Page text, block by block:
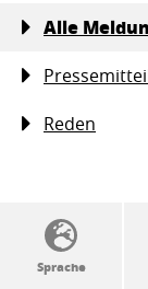
Alle
Reden
SSW-Politik